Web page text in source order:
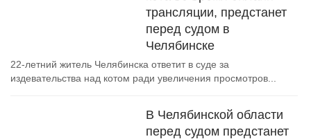
трансляции, предстанет
перед судом в
Челябинске
22-летний житель Челябинска ответит в суде за
издевательства над котом ради увеличения просмотров...
В Челябинской области
перед судом предстанет